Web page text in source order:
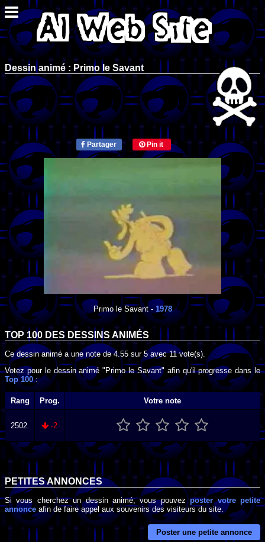
Dessin animé : Primo le Savant
Partager Pin it
Primo le Savant- 1978
TOP 100 DES DESSINS ANIMÉS
Ce dessin animé a une note de4.55 sur5 avec11vote(s).
Votez pour le dessin animé "Primo le Savant" afin qu'il progresse dans le
Top 100:
Rang Prog. Votre note
2502. -2
PETITES ANNONCES
Si vous cherchez un dessin animé, vous pouvezposter votre petite
annonce afin de faire appel aux souvenirs des visiteurs du site.
Poster une petite annonce